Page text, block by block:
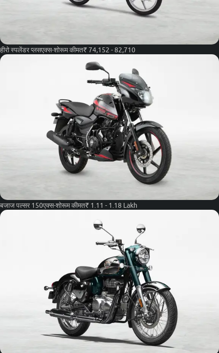
हीरो स्पलेंडर प्लसएक्स-शोरूम कीमत₹ 74,152 - 82,710
बजाज पल्सर 150एक्स-शोरूम कीमत₹ 1.11 - 1.18 Lakh